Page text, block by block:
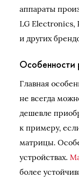
аппараты
LG Electronics,
и других
Особенности
Главная
не всегда
дешевле
к примеру,
матрицы.
устройствах.
более